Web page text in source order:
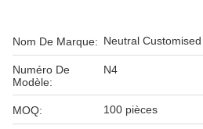
Nom De Marque: Neutral
Numéro De
Modèle:
N4
MOQ: 100 pièces